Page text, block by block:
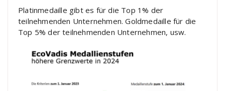
Platinmedaille gibt es für die Top 1% der
teilnehmenden Unternehmen. Goldmedaille für die
Top 5% der teilnehmenden Unternehmen, usw.